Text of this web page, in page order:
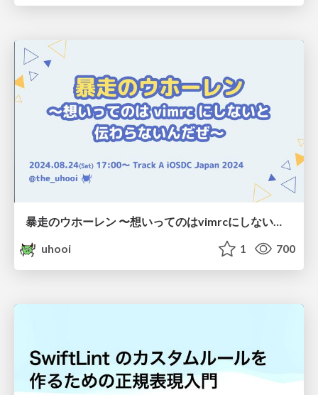
暴走のウホーレン 〜想いってのはvimrcにしないと伝わらないんだぜ〜 / iosdc_japan_2024
uhooi
1 700